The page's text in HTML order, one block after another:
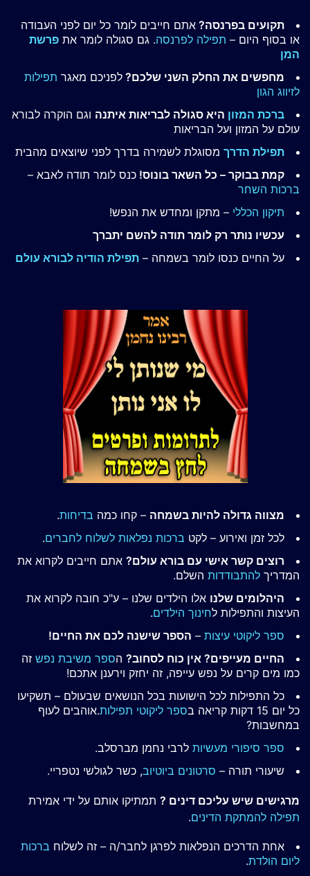
תקועים בפרנסה? אתם חייבים לומר כל יום לפני העבודה
או בסוף היום – תפילה לפרנסה. גם סגולה לומר את פרשת
המן
מחפשים את החלק השני שלכם? לפניכם מאגר תפילות
לזיווג הגון
ברכת המזון היא סגולה לבריאות איתנה וגם הוקרה לבורא
עולם על המזון ועל הבריאות
תפילת הדרך מסוגלת לשמירה בדרך לפני שיוצאים מהבית
קמת בבוקר – כל השאר בונוס! כנס לומר תודה לאבא –
ברכות השחר
תיקון הכללי – מתקן ומחדש את הנפש!
עכשיו נותר רק לומר תודה להשם יתברך
על החיים כנסו לומר בשמחה – תפילת הודיה לבורא עולם
מצווה גדולה להיות בשמחה – קחו כמה בדיחות.
לכל זמן ואירוע – לקט ברכות נפלאות לשלוח לחברים.
רוצים קשר אישי עם בורא עולם? אתם חייבים לקרוא את
המדריך להתבודדות השלם.
היהלומים שלנו אלו הילדים שלנו – ע"כ חובה לקרוא את
העיצות והתפילות לחינוך הילדים.
ספר ליקוטי עיצות – הספר שישנה לכם את החיים!
החיים מעייפים? אין כוח לסחוב? הספר משיבת נפש זה
כמו מים קרים על נפש עייפה, זה יחזק וירענן אתכם!
כל התפילות לכל הישועות בכל הנושאים שבעולם – תשקיעו
כל יום 15 דקות קריאה ב
ספר ליקוטי תפילות.אוהבים לעוף
במחשבות?
ספר סיפורי מעשיות לרבי נחמן מברסלב.
שיעורי תורה – סרטונים ביוטיוב, כשר לגולשי נטפריי.
מרגישים שיש עליכם דינים ? תמתיקו אותם על ידי אמירת
תפילה להמתקת הדינים.
אחת הדרכים הנפלאות לפרגן לחבר/ה – זה לשלוח ברכות
ליום הולדת.